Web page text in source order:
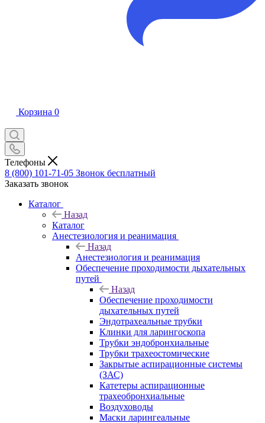
Корзина 0
Телефоны
8 (800) 101-71-05 Звонок бесплатный
Заказать звонок
Каталог
Назад
Каталог
Анестезиология и реанимация
Назад
Анестезиология и реанимация
Обеспечение проходимости дыхательных
путей
Назад
Обеспечение проходимости
дыхательных путей
Эндотрахеальные трубки
Клинки для ларингоскопа
Трубки эндобронхиальные
Трубки трахеостомические
Закрытые аспирационные системы
(ЗАС)
Катетеры аспирационные
трахеобронхиальные
Воздуховоды
Маски ларингеальные